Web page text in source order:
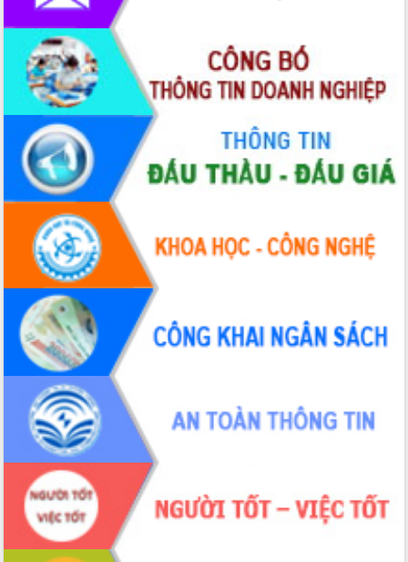
Đắk Lắk ký kết thỏa thuận hợp tác về
chuyển đổi số giai đoạn 2026 – 2030
với Tập đoàn Bưu chính Viễn thông
Việt Nam
Thứ trưởng Bộ Y tế làm việc với tỉnh
Đắk Lắk về phát triển nhân lực y tế
cho trạm y tế cấp xã
Du lịch Đắk Lắk nâng tầm trải nghiệm
du khách thông qua Hệ thống cơ sở dữ
liệu và Bản đồ số
Tập huấn ứng dụng trí tuệ nhân tạo (AI)
trong thương mại điện tử năm 2026
Đoàn đại biểu Quốc hội tỉnh Đắk Lắk
trao đổi thông tin trước Kỳ họp thứ
nhất, Quốc hội khóa XVI
Quyết liệt cải cách hành chính, khơi
thông nguồn lực phát triển
Nâng cao hiệu lực, hiệu quả HĐND
tỉnh thông qua hiện đại hóa hành chính
Xã Ea Phê gắn cải cách hành chính với
chuyển đổi số
Phó Chủ tịch Thường trực UBND tỉnh
Hồ Thị Nguyên Thảo làm việc tại Trung
tâm Phục vụ hành chính công xã Ea
Phê
Xây dựng nền hành chính số đồng
hành cùng nông dân dân, doanh nghiệp
Giai đoạn 2026-2030, Đắk Lắk phấn